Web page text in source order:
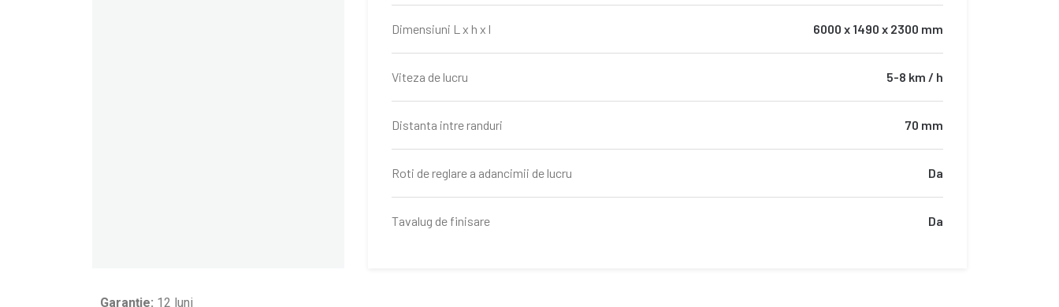
Dimensiuni L x h x l 6000 x 1490 x 2300 mm
Viteza de lucru 5-8 km / h
Distanta intre randuri 70 mm
Roti de reglare a adancimii de lucru Da
Tavalug de finisare Da
Garanție: 12 luni